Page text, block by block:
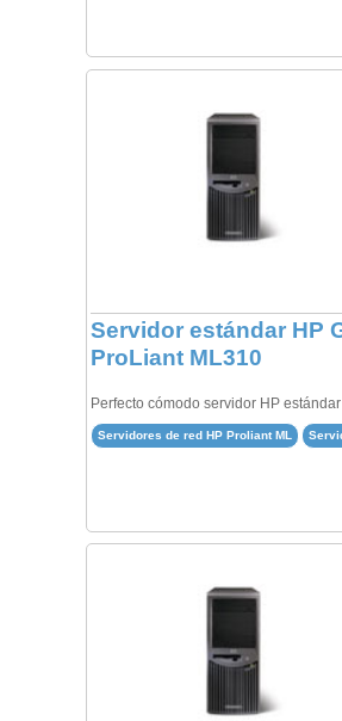
Servidor estándar HP
ProLiant ML310
Perfecto cómodo servidor HP estándar
Servidores de red HP Proliant ML